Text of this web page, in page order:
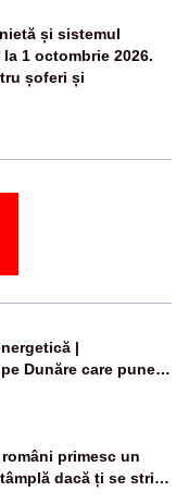
și sistemul
1 octombrie 2026.
șoferi și
|
Dunăre care pune
era
primesc un
dacă ți se strică